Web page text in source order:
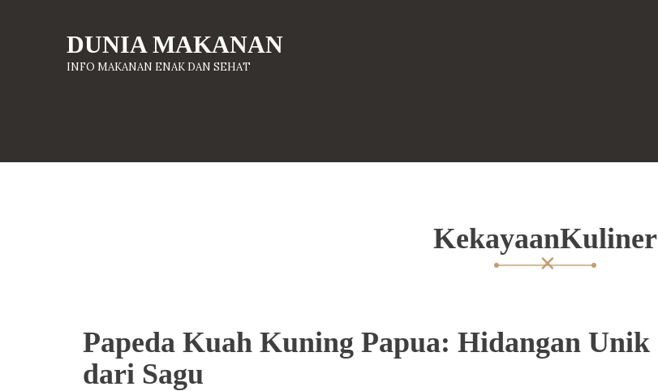
DUNIA MAKANAN
INFO MAKANAN ENAK DAN SEHAT
KekayaanKuliner
Papeda Kuah Kuning Papua: Hidangan Unik
dari Sagu